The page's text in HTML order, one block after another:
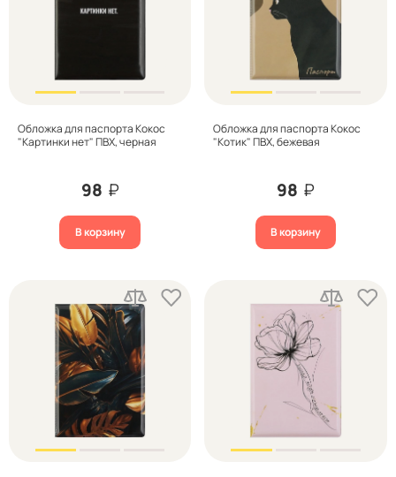
Бренд
Обложка для паспорта Кокос
"Картинки нет" ПВХ, черная
98 ₽
В корзину
Обложка для паспорта Кокос
"Котик" ПВХ, бежевая
98 ₽
В корзину